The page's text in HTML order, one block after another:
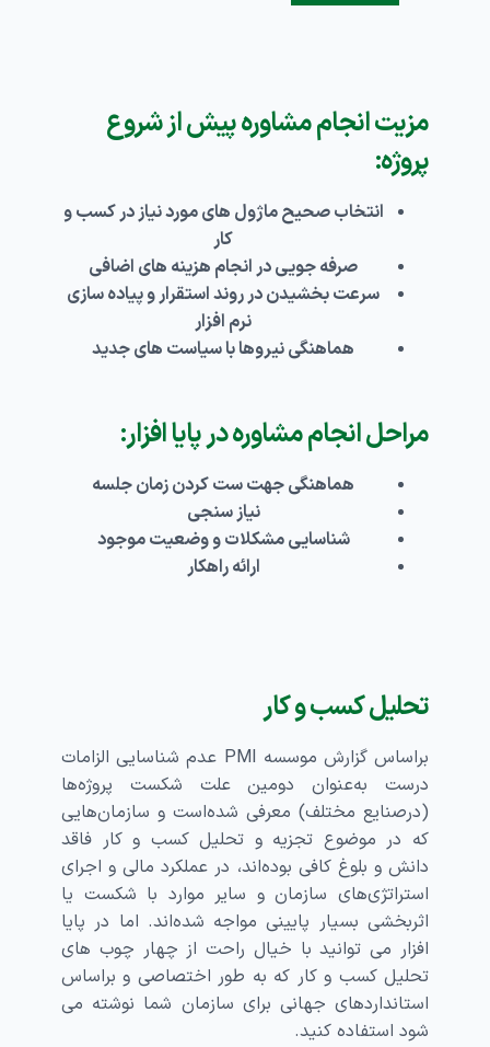
مزیت انجام مشاوره پیش از شروع
پروژه:
انتخاب صحیح ماژول های مورد نیاز در کسب و
کار
صرفه جویی در انجام هزینه های اضافی
سرعت بخشیدن در روند استقرار و پیاده سازی
نرم افزار
هماهنگی نیروها با سیاست های جدید
مراحل انجام مشاوره در پایا افزار:
هماهنگی جهت ست کردن زمان جلسه
نیاز سنجی
شناسایی مشکلات و وضعیت موجود
ارائه راهکار
تحلیل کسب و کار
براساس گزارش موسسه PMI عدم شناسایی الزامات
درست به‌عنوان دومین علت شکست پروژه‌ها
(درصنایع مختلف) معرفی شده‌است و سازمان‌هایی
که در موضوع تجزیه و تحلیل کسب‌ و‌ کار فاقد
دانش و بلوغ کافی بوده‌اند، در عملکرد مالی و اجرای
استراتژی‌های سازمان و سایر موارد با شکست یا
اثربخشی بسیار پایینی مواجه شده‌اند. اما در پایا
افزار می توانید با خیال راحت از چهار چوب های
تحلیل کسب و کار که به طور اختصاصی و براساس
استانداردهای جهانی برای سازمان شما نوشته می
شود استفاده کنید.